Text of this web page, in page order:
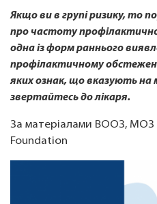
Якщо ви в групі ризику, то
про частоту
одна із форм раннього
профілактичному
яких ознак, що вказують на
звертайтесь до лікаря.
За матеріалами ВООЗ,
Foundation